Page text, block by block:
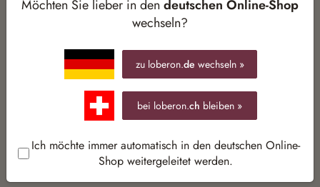
Möchten Sie lieber in den deutschen Online-Shop
wechseln?
zu loberon.de wechseln »
bei loberon.ch bleiben »
Ich möchte immer automatisch in den deutschen Online-
Shop weitergeleitet werden.